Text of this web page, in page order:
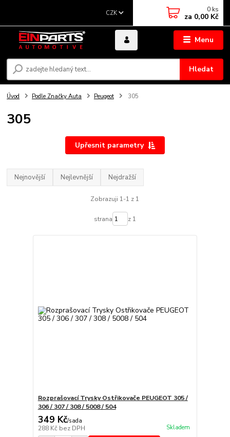
Menu
CZK
Hledat
0 ks
za 0,00 Kč
Úvod Podle Značky Auta Peugeot 305
305
Upřesnit parametry
Nejnovější Nejlevnější Nejdražší
Zobrazuji 1-1 z 1
strana z 1
Rozprašovací Trysky Ostřikovače PEUGEOT 305 /
306 / 307 / 308 / 5008 / 504
349 Kč/sada
288 Kč bez DPH Skladem